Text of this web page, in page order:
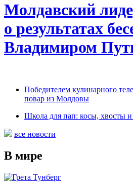
Молдавский
о результатах
Владимиром
Победителем кулинарного
повар из Молдовы
Школа для пап: косы, хвосты и
все новости
В мире